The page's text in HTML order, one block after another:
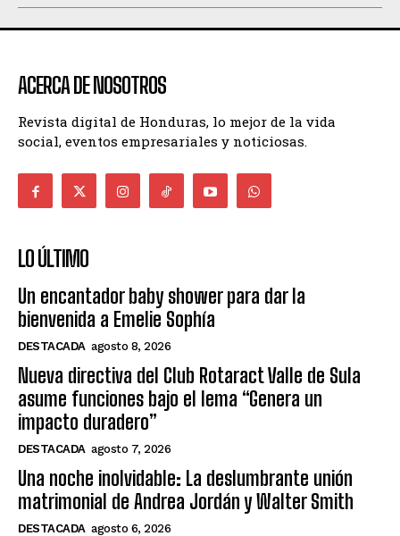
ACERCA DE NOSOTROS
Revista digital de Honduras, lo mejor de la vida
social, eventos empresariales y noticiosas.
LO ÚLTIMO
Un encantador baby shower para dar la
bienvenida a Emelie Sophía
DESTACADA agosto 8, 2026
Nueva directiva del Club Rotaract Valle de Sula
asume funciones bajo el lema “Genera un
impacto duradero”
DESTACADA agosto 7, 2026
Una noche inolvidable: La deslumbrante unión
matrimonial de Andrea Jordán y Walter Smith
DESTACADA agosto 6, 2026